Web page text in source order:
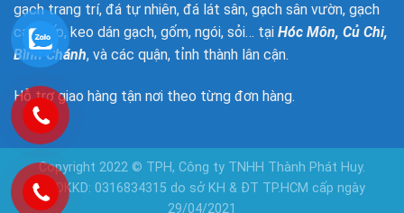
gạch trang trí, đá tự nhiên, đá lát sân, gạch sân vườn, gạch
cao cấp, keo dán gạch, gốm, ngói, sỏi… tại Hóc Môn, Củ Chi,
Bình Chánh, và các quận, tỉnh thành lân cận.
Hỗ trợ giao hàng tận nơi theo từng đơn hàng.
Copyright 2022 © TPH, Công ty TNHH Thành Phát Huy.
GPDKKD: 0316834315 do sở KH & ĐT TP.HCM cấp ngày
29/04/2021